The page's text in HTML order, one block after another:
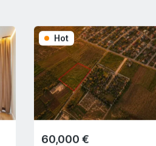
Hot
60,000 €